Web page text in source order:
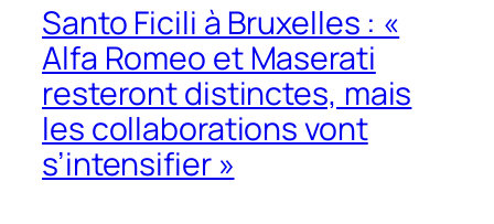
Santo Ficili à Bruxelles : «
Alfa Romeo et Maserati
resteront distinctes, mais
les collaborations vont
s’intensifier »